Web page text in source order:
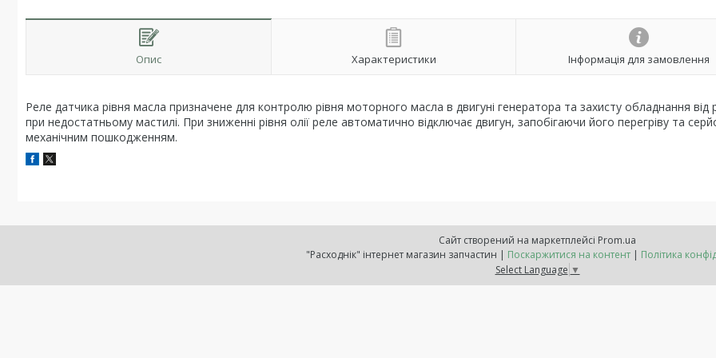
Опис Характеристики Інформація для замовлення
Реле датчика рівня масла призначене для контролю рівня моторного масла в двигуні генератора та захисту обладнання від
при недостатньому мастилі. При зниженні рівня олії реле автоматично відключає двигун, запобігаючи його перегріву та
механічним пошкодженням.
Сайт створений на маркетплейсі Prom.ua
"Расходнік" інтернет магазин запчастин | Поскаржитися на контент | Політика
Select Language ▼